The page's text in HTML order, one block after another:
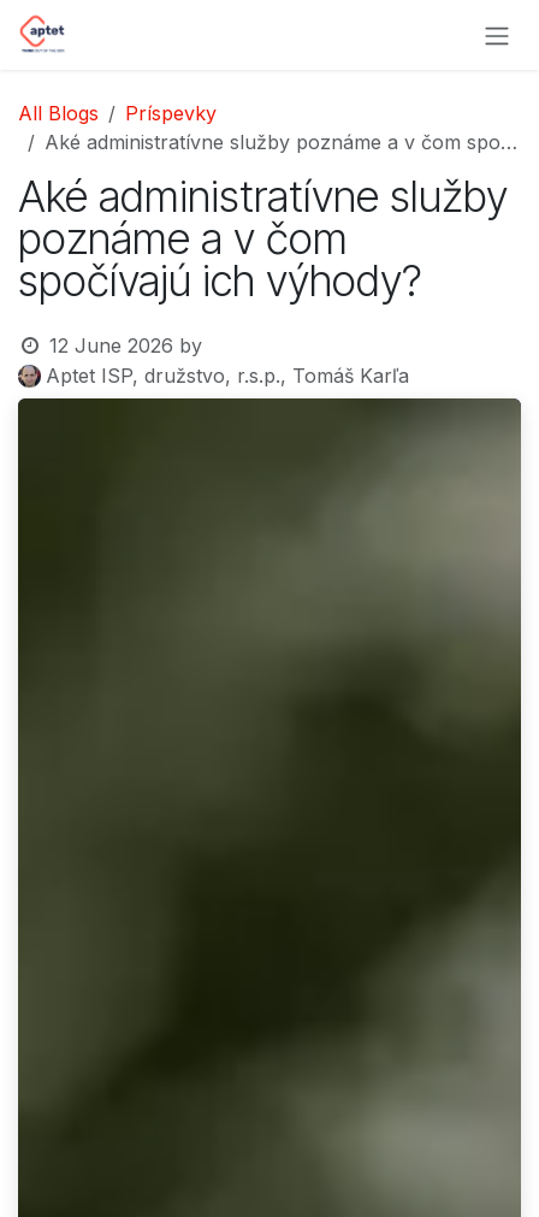
Skip to Content
All Blogs
Príspevky
Aké administratívne služby poznáme a v čom spočívajú ich výhody?
Aké administratívne služby
poznáme a v čom
spočívajú ich výhody?
12 June 2026 by
Aptet ISP, družstvo, r.s.p., Tomáš Karľa